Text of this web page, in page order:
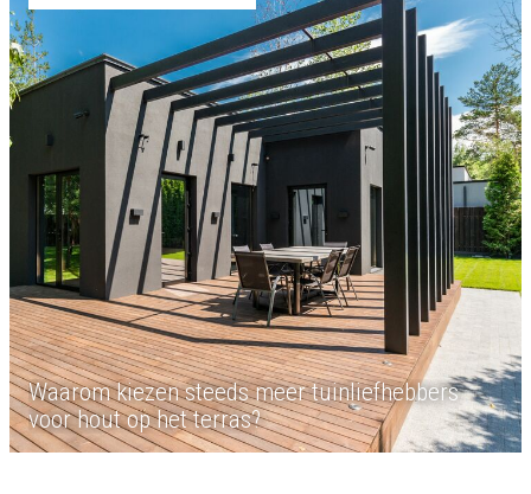
Waarom kiezen steeds meer tuinliefhebbers
voor hout op het terras?